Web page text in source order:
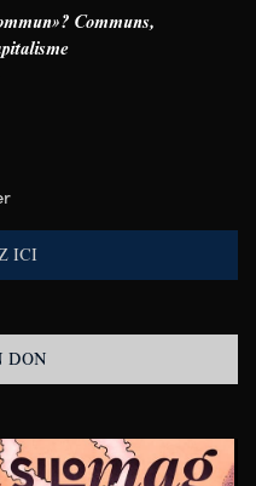
Communs,
ICI
DON